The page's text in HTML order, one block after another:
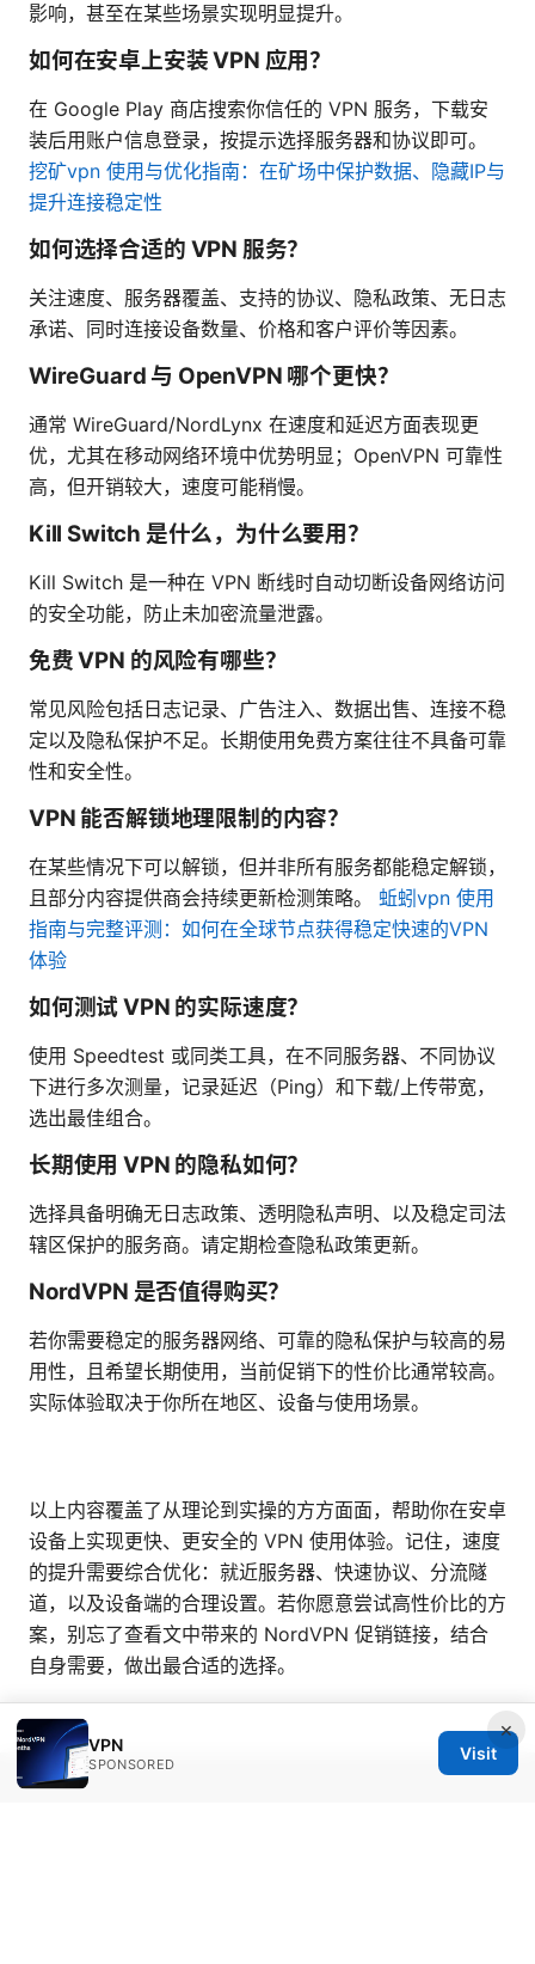
影响，甚至在某些场景实现明显提升。
如何在安卓上安装 VPN 应用？
在 Google Play 商店搜索你信任的 VPN 服务，下载安
装后用账户信息登录，按提示选择服务器和协议即可。
挖矿vpn 使用与优化指南：在矿场中保护数据、隐藏IP与
提升连接稳定性
如何选择合适的 VPN 服务？
关注速度、服务器覆盖、支持的协议、隐私政策、无日志
承诺、同时连接设备数量、价格和客户评价等因素。
WireGuard 与 OpenVPN 哪个更快？
通常 WireGuard/NordLynx 在速度和延迟方面表现更
优，尤其在移动网络环境中优势明显；OpenVPN 可靠性
高，但开销较大，速度可能稍慢。
Kill Switch 是什么，为什么要用？
Kill Switch 是一种在 VPN 断线时自动切断设备网络访问
的安全功能，防止未加密流量泄露。
免费 VPN 的风险有哪些？
常见风险包括日志记录、广告注入、数据出售、连接不稳
定以及隐私保护不足。长期使用免费方案往往不具备可靠
性和安全性。
VPN 能否解锁地理限制的内容？
在某些情况下可以解锁，但并非所有服务都能稳定解锁，
且部分内容提供商会持续更新检测策略。 蚯蚓vpn 使用
指南与完整评测：如何在全球节点获得稳定快速的VPN
体验
如何测试 VPN 的实际速度？
使用 Speedtest 或同类工具，在不同服务器、不同协议
下进行多次测量，记录延迟（Ping）和下载/上传带宽，
选出最佳组合。
长期使用 VPN 的隐私如何？
选择具备明确无日志政策、透明隐私声明、以及稳定司法
辖区保护的服务商。请定期检查隐私政策更新。
NordVPN 是否值得购买？
若你需要稳定的服务器网络、可靠的隐私保护与较高的易
用性，且希望长期使用，当前促销下的性价比通常较高。
实际体验取决于你所在地区、设备与使用场景。
以上内容覆盖了从理论到实操的方方面面，帮助你在安卓
设备上实现更快、更安全的 VPN 使用体验。记住，速度
的提升需要综合优化：就近服务器、快速协议、分流隧
道，以及设备端的合理设置。若你愿意尝试高性价比的方
案，别忘了查看文中带来的 NordVPN 促销链接，结合
自身需要，做出最合适的选择。
×
VPN
SPONSORED
Visit
© 2026 Bestmopreview